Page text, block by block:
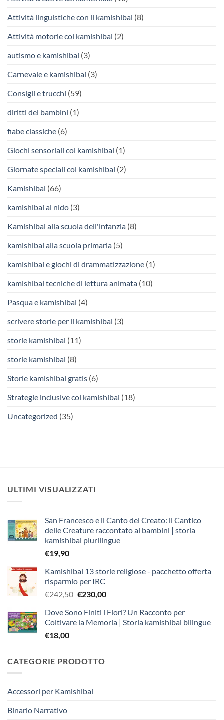
Attività linguistiche con il kamishibai (8)
Attività motorie col kamishibai (2)
autismo e kamishibai (3)
Carnevale e kamishibai (3)
Consigli e trucchi (59)
diritti dei bambini (1)
fiabe classiche (6)
Giochi sensoriali col kamishibai (1)
Giornate speciali col kamishibai (2)
Kamishibai (66)
kamishibai al nido (3)
Kamishibai alla scuola dell'infanzia (8)
kamishibai alla scuola primaria (5)
kamishibai e giochi di drammatizzazione (1)
kamishibai tecniche di lettura animata (10)
Pasqua e kamishibai (4)
scrivere storie per il kamishibai (3)
storie kamishibai (11)
storie kamishibai (8)
Storie kamishibai gratis (6)
Strategie inclusive col kamishibai (18)
Uncategorized (35)
ULTIMI VISUALIZZATI
San Francesco e il Canto del Creato: il Cantico
delle Creature raccontato ai bambini | storia
kamishibai plurilingue
€19,90
Kamishibai 13 storie religiose - pacchetto offerta
risparmio per IRC
€242,50 Il
originale
era:
€230,00Il
attuale
è:
Dove Sono Finiti i Fiori? Un Racconto per
Coltivare la Memoria | Storia kamishibai bilingue
€18,00
CATEGORIE PRODOTTO
Accessori per Kamishibai
Binario Narrativo